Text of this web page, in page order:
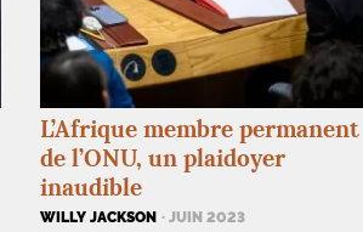
L’Afrique membre permanent
de l’ONU, un plaidoyer
inaudible
WILLY JACKSON · JUIN 2023